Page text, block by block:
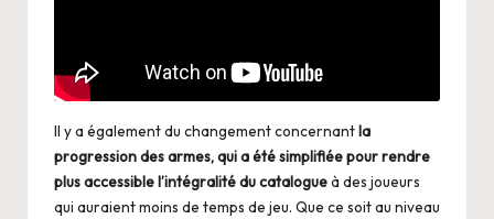
Il y a également du changement concernantla
progression des armes, qui a été simplifiée pour rendre
plus accessible l’intégralité du catalogueà des joueurs
qui auraient moins de temps de jeu. Que ce soit au niveau